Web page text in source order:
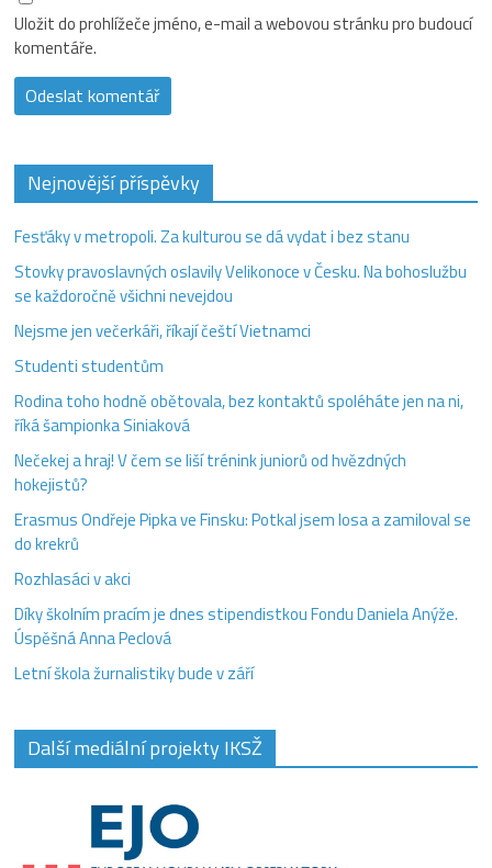
Uložit do prohlížeče jméno, e-mail a webovou stránku pro budoucí
komentáře.
Nejnovější příspěvky
Fesťáky v metropoli. Za kulturou se dá vydat i bez stanu
Stovky pravoslavných oslavily Velikonoce v Česku. Na bohoslužbu
se každoročně všichni nevejdou
Nejsme jen večerkáři, říkají čeští Vietnamci
Studenti studentům
Rodina toho hodně obětovala, bez kontaktů spoléháte jen na ni,
říká šampionka Siniaková
Nečekej a hraj! V čem se liší trénink juniorů od hvězdných
hokejistů?
Erasmus Ondřeje Pipka ve Finsku: Potkal jsem losa a zamiloval se
do krekrů
Rozhlasáci v akci
Díky školním pracím je dnes stipendistkou Fondu Daniela Anýže.
Úspěšná Anna Peclová
Letní škola žurnalistiky bude v září
Další mediální projekty IKSŽ